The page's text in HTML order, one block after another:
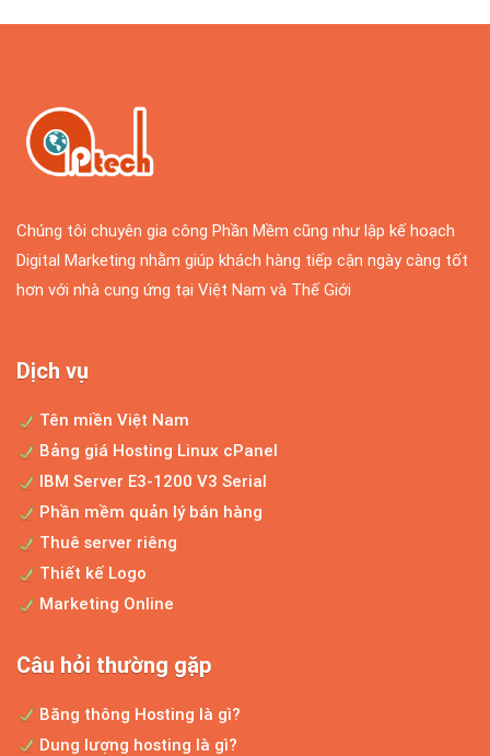
Chúng tôi chuyên gia công Phần Mềm cũng như lập kế hoạch
Digital Marketing nhằm giúp khách hàng tiếp cận ngày càng tốt
hơn với nhà cung ứng tại Việt Nam và Thế Giới
Dịch vụ
Tên miền Việt Nam
Bảng giá Hosting Linux cPanel
IBM Server E3-1200 V3 Serial
Phần mềm quản lý bán hàng
Thuê server riêng
Thiết kế Logo
Marketing Online
Câu hỏi thường gặp
Băng thông Hosting là gì?
Dung lượng hosting là gì?